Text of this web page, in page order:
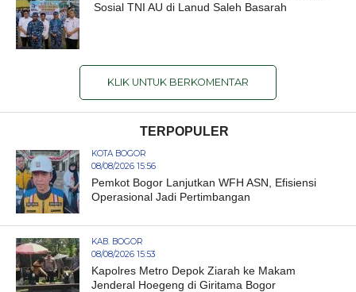
Sosial TNI AU di Lanud Saleh Basarah
KLIK UNTUK BERKOMENTAR
TERPOPULER
KOTA BOGOR
08/08/2026 15:56
Pemkot Bogor Lanjutkan WFH ASN, Efisiensi
Operasional Jadi Pertimbangan
KAB. BOGOR
08/08/2026 15:53
Kapolres Metro Depok Ziarah ke Makam
Jenderal Hoegeng di Giritama Bogor